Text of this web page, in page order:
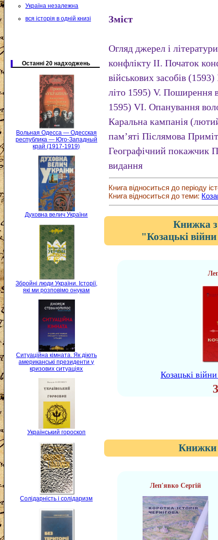
Україна незалежна
вся історія в одній книзі
Останні 20 надходжень
Вольная Одесса — Одесская
республика — Юго-Западный
край (1917-1919)
Духовна велич України
Збройні люди України. Історії,
які ми розповімо онукам
Ситуаційна кімната. Як діють
американські президенти у
кризових ситуаціях
Український гороскоп
Солідарність і солідаризм
Зміст
Огляд джерел і
конфлікту II. Початок
військових засобів
літо 1595) V. Поширення
1595) VI. Опанування
Каральна кампанія
пам’яті Післямова
Географічний покажчик
видання
Книга відноситься до періоду
Книга відноситься до теми:
Книжка
"Козацькі
Козацькі
Книжки
Леп'явко Сергій